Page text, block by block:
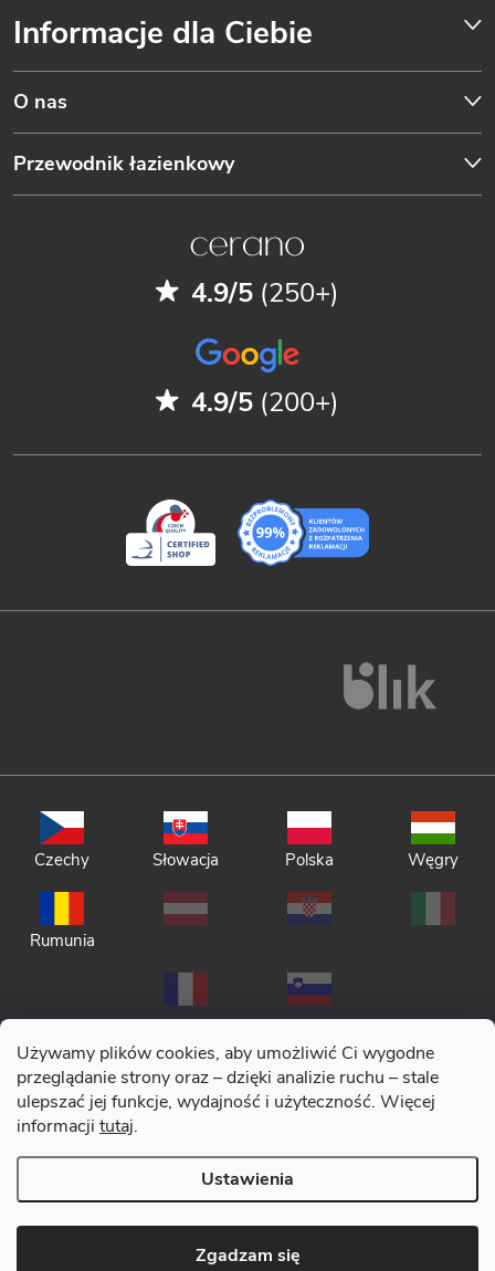
Używamy plików cookies, aby umożliwić Ci wygodne
przeglądanie strony oraz – dzięki analizie ruchu – stale
ulepszać jej funkcje, wydajność i użyteczność. Więcej
informacji tutaj.
Ustawienia
Zgadzam się
Informacje dla Ciebie
O nas
Przewodnik łazienkowy
4.9/5 (250+)
4.9/5 (200+)
Czechy Słowacja Polska Węgry
Rumunia
Polityka prywatności
Opracował Shoptet Premium